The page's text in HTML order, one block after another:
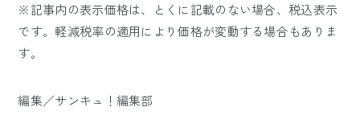
※記事内の表示価格は、とくに記載のない場合、税込表示
です。軽減税率の適用により価格が変動する場合もありま
す。
編集／サンキュ！編集部